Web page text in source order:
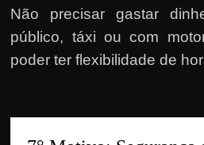
Não precisar gastar
público, táxi ou com
poder ter flexibilidade de